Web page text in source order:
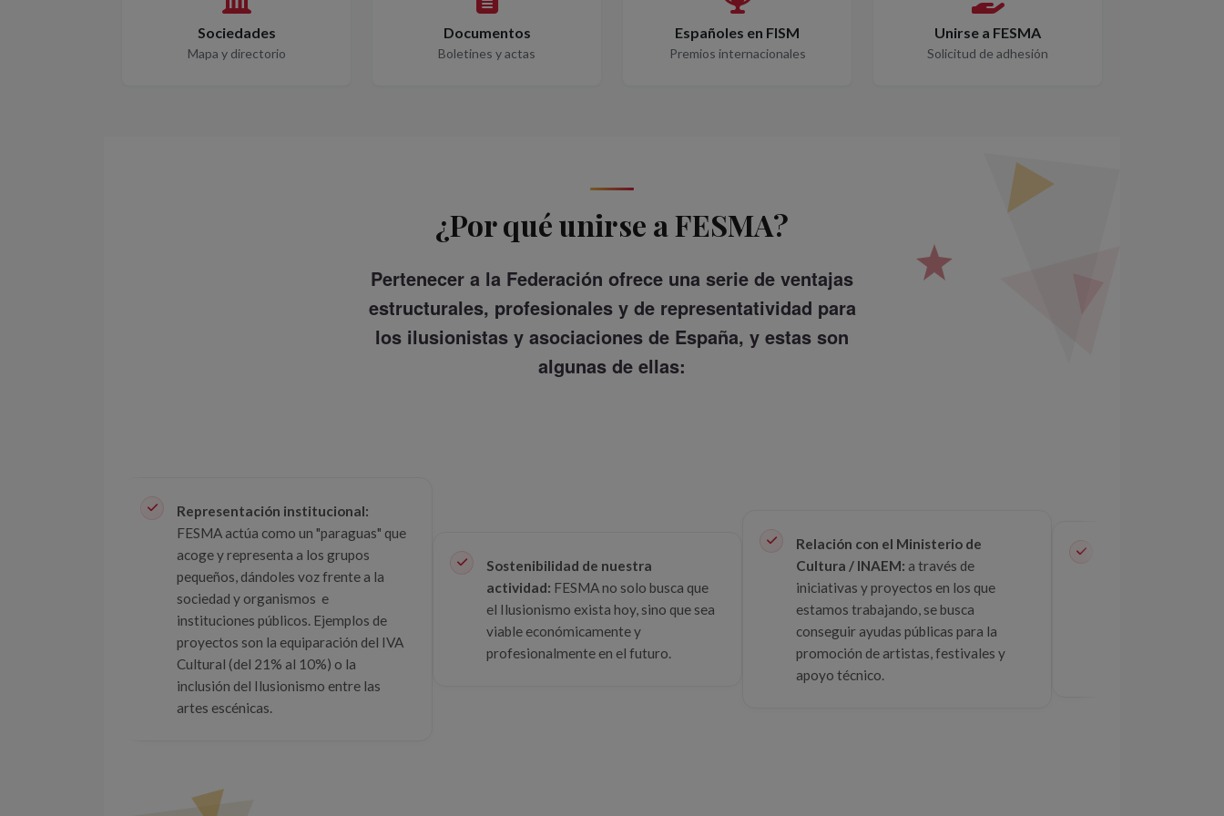
Sociedades
Mapa y directorio
Documentos
Boletines y actas
Españoles en FISM
Premios internacionales
Unirse a FESMA
Solicitud de adhesión
¿Por qué unirse a FESMA?
Pertenecer a la Federación ofrece una serie de ventajas
estructurales, profesionales y de representatividad para
los ilusionistas y asociaciones de España, y estas son
algunas de ellas:
Representación institucional:
FESMA actúa como un "paraguas" que
acoge y representa a los grupos
pequeños, dándoles voz frente a la
sociedad y organismos e
instituciones públicos. Ejemplos de
proyectos son la equiparación del IVA
Cultural (del 21% al 10%) o la
inclusión del Ilusionismo entre las
artes escénicas.
Sostenibilidad de nuestra
actividad: FESMA no solo busca que
el Ilusionismo exista hoy, sino que sea
viable económicamente y
profesionalmente en el futuro.
Relación con el Ministerio de
Cultura / INAEM: a través de
iniciativas y proyectos en los que
estamos trabajando, se busca
conseguir ayudas públicas para la
promoción de artistas, festivales y
apoyo técnico.